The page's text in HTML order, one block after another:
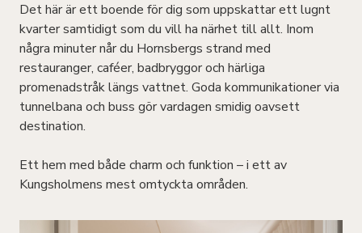
Det här är ett boende för dig som uppskattar ett lugnt
kvarter samtidigt som du vill ha närhet till allt. Inom
några minuter når du Hornsbergs strand med
restauranger, caféer, badbryggor och härliga
promenadstråk längs vattnet. Goda kommunikationer via
tunnelbana och buss gör vardagen smidig oavsett
destination.
Ett hem med både charm och funktion – i ett av
Kungsholmens mest omtyckta områden.